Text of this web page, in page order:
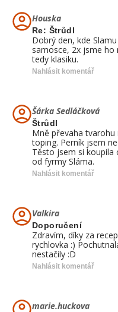
Houska
Re: Štrůdl
Dobrý den, kde
samosce, 2x jsme ho
tedy klasiku.
Nahlásit komentář
Šárka Sedláčková
Štrůdl
Mně převaha
toping. Perník jsem
Těsto jsem si koupila
od fyrmy Sláma.
Nahlásit komentář
Valkira
Doporučení
Zdravím, díky za
rychlovka :)
nestačily :D
Nahlásit komentář
marie.huckova